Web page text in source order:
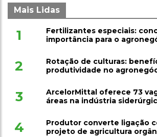
Mais Lidas
1
Fertilizantes especiais:
importância para o
2
Rotação de culturas:
produtividade no
3
ArcelorMittal oferece 73
áreas na indústria
4
Produtor converte ligação
projeto de agricultura